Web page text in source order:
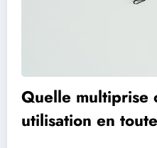
Quelle multiprise
utilisation en